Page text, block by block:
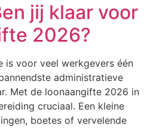
jij klaar voor
2026?
is voor veel werkgevers één
administratieve
Met de loonaangifte 2026 in
cruciaal. Een kleine
boetes of vervelende